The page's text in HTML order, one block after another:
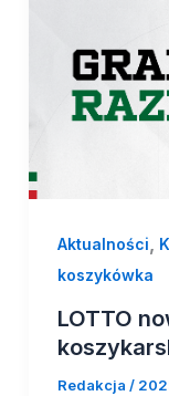
Aktualności
koszykówka
LOTTO
Redakcja /